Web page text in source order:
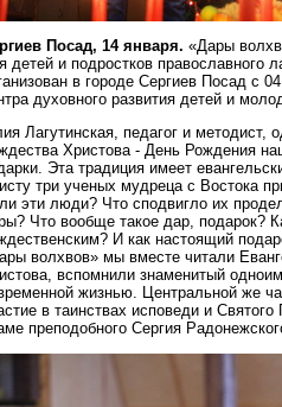
Посад, 14 января. «Дары
детей и подростков православного
в городе Сергиев Посад с
духовного развития детей и
Лагутинская, педагог и методист,
Христова - День Рождения
Эта традиция имеет
три ученых мудреца с Востока
эти люди? Что сподвигло их
Что вообще такое дар, подарок?
И как настоящий
волхвов» мы вместе читали
вспомнили знаменитый
жизнью. Центральной же
в таинствах исповеди и
преподобного Сергия